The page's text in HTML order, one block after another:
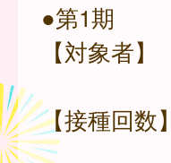
●第1期
【対象者
【接種回